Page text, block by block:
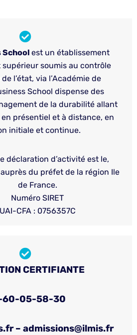
School est un établissement
supérieur soumis au contrôle
l’état, via l’Académie de
School dispense des
de la durabilité allant
présentiel et à distance, en
initiale et continue.
déclaration d’activité est le,
du préfet de la région Ile
de France.
Numéro SIRET
UAI-CFA : 0756357C
CERTIFIANTE
60-05-58-30
– admissions@ilmis.fr